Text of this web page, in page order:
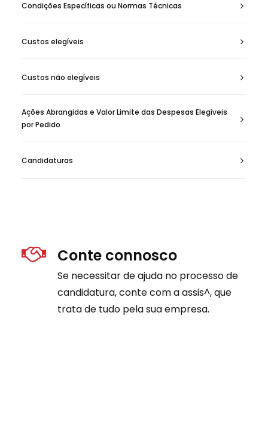
Condições Específicas ou Normas Técnicas
Custos elegíveis
Custos não elegíveis
Ações Abrangidas e Valor Limite das Despesas Elegíveis
por Pedido
Candidaturas
Conte connosco
Se necessitar de ajuda no processo de
candidatura, conte com a assis^, que
trata de tudo pela sua empresa.